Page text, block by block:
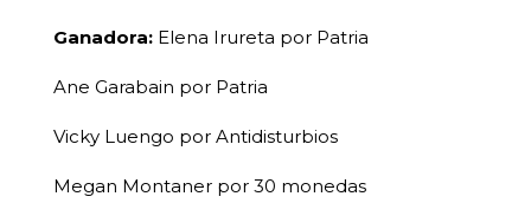
Ganadora:Elena Irureta por Patria
Ane Garabain por Patria
Vicky Luengo por Antidisturbios
Megan Montaner por 30 monedas